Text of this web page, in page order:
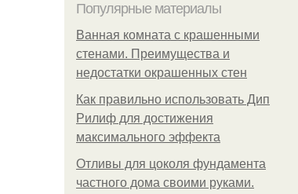
Популярные материалы
Ванная комната с крашенными
стенами. Преимущества и
недостатки окрашенных стен
Как правильно использовать Дип
Рилиф для достижения
максимального эффекта
Отливы для цоколя фундамента
частного дома своими руками.